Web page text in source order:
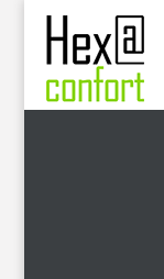
Skip
content